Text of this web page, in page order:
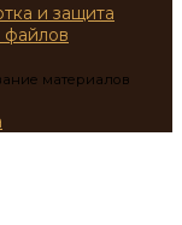
и защита
файлов
материалов